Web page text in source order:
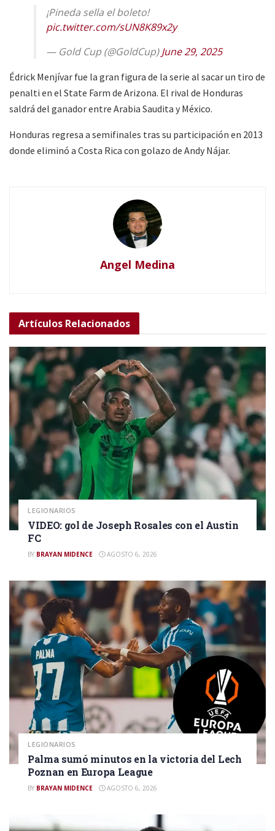
¡Pineda sella el boleto!
pic.twitter.com/sUN8K89x2y
— Gold Cup (@GoldCup)June 29, 2025
Édrick Menjívar fue la gran figura de la serie al sacar un tiro de
penalti en el State Farm de Arizona. El rival de Honduras
saldrá del ganador entre Arabia Saudita y México.
Honduras regresa a semifinales tras su participación en 2013
donde eliminó a Costa Rica con golazo de Andy Nájar.
Angel Medina
Artículos Relacionados
LEGIONARIOS
VIDEO: gol de Joseph Rosales con el Austin
FC
BY BRAYAN MIDENCE AGOSTO 6, 2026
LEGIONARIOS
Palma sumó minutos en la victoria del Lech
Poznan en Europa League
BY BRAYAN MIDENCE AGOSTO 6, 2026